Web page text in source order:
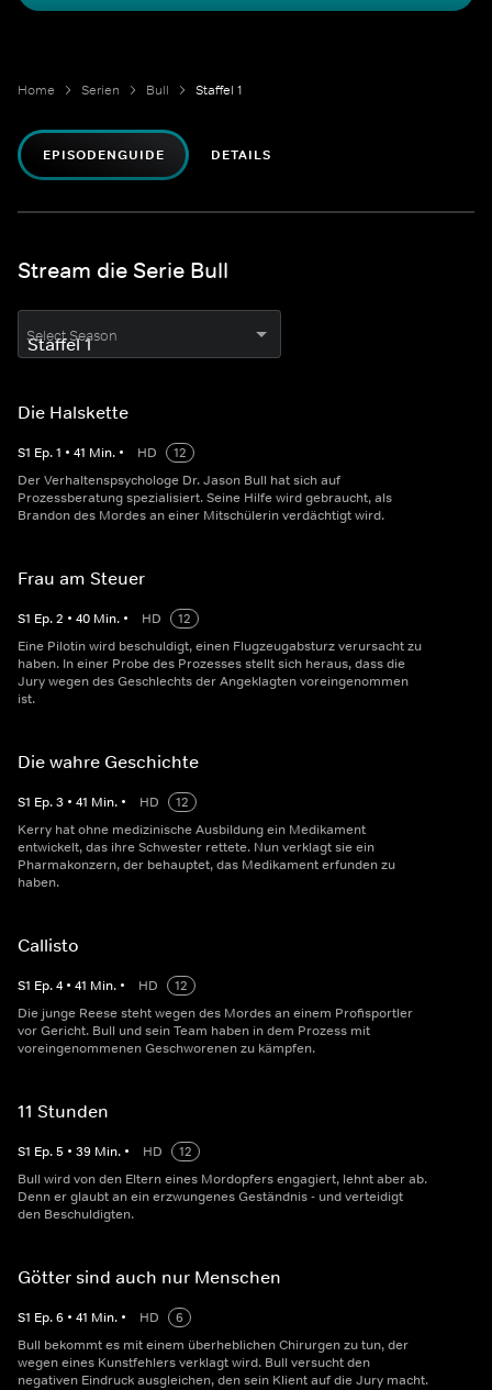
Home Serien Bull Staffel 1
EPISODENGUIDE DETAILS
Stream die Serie Bull
Select Season
Die Halskette
S1 Ep.1 • 41 Min. • HD
12
Der Verhaltenspsychologe Dr. Jason Bull hat sich auf
Prozessberatung spezialisiert. Seine Hilfe wird gebraucht, als
Brandon des Mordes an einer Mitschülerin verdächtigt wird.
Frau am Steuer
S1 Ep.2 • 40 Min. • HD
12
Eine Pilotin wird beschuldigt, einen Flugzeugabsturz verursacht zu
haben. In einer Probe des Prozesses stellt sich heraus, dass die
Jury wegen des Geschlechts der Angeklagten voreingenommen
ist.
Die wahre Geschichte
S1 Ep.3 • 41 Min. • HD
12
Kerry hat ohne medizinische Ausbildung ein Medikament
entwickelt, das ihre Schwester rettete. Nun verklagt sie ein
Pharmakonzern, der behauptet, das Medikament erfunden zu
haben.
Callisto
S1 Ep.4 • 41 Min. • HD
12
Die junge Reese steht wegen des Mordes an einem Profisportler
vor Gericht. Bull und sein Team haben in dem Prozess mit
voreingenommenen Geschworenen zu kämpfen.
11 Stunden
S1 Ep.5 • 39 Min. • HD
12
Bull wird von den Eltern eines Mordopfers engagiert, lehnt aber ab.
Denn er glaubt an ein erzwungenes Geständnis - und verteidigt
den Beschuldigten.
Götter sind auch nur Menschen
S1 Ep.6 • 41 Min. • HD
6
Bull bekommt es mit einem überheblichen Chirurgen zu tun, der
wegen eines Kunstfehlers verklagt wird. Bull versucht den
negativen Eindruck ausgleichen, den sein Klient auf die Jury macht.